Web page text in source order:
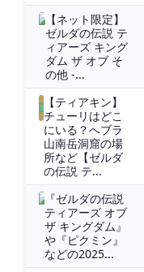
【ネット限定】
ゼルダの伝説 テ
ィアーズ キング
ダム ザ オブ そ
の他 -...
【ティアキン】
チューリはどこ
にいる？へブラ
山南岳洞窟の場
所など【ゼルダ
の伝説 テ...
『ゼルダの伝説
ティアーズ オブ
ザ キングダム』
や『ピクミン』
などの2025...